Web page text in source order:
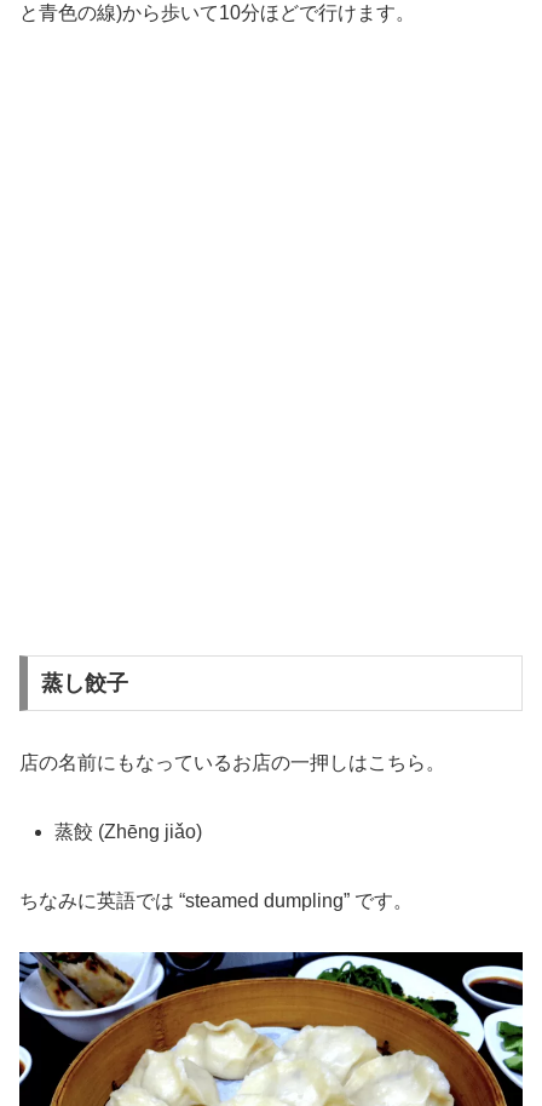
と青色の線)から歩いて10分ほどで行けます。
蒸し餃子
店の名前にもなっているお店の一押しはこちら。
蒸餃 (Zhēng jiǎo)
ちなみに英語では “steamed dumpling” です。